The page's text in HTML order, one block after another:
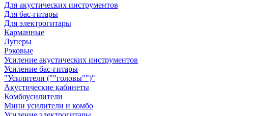
Для акустических инструментов
Для бас-гитары
Для электрогитары
Карманные
Луперы
Рэковые
Усиление акустических инструментов
Усиление бас-гитары
"Усилители (""головы"")"
Акустические кабинеты
Комбоусилители
Мини усилители и комбо